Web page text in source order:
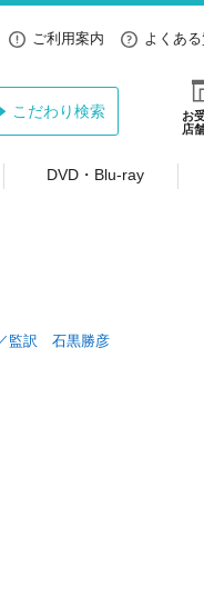
ご利用案内 よくあ
お
店
こだわり検索
DVD・Blu-ray
監訳 石黒勝彦